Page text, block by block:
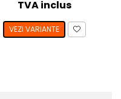
TVA inclus
VEZI VARIANTE